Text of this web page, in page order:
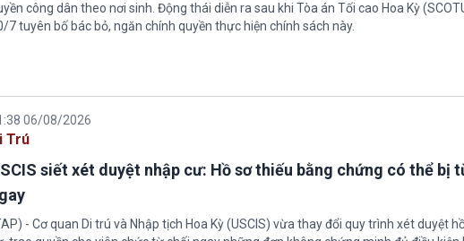
công dân theo nơi sinh. Động thái diễn ra sau khi Tòa án Tối cao Hoa Kỳ
7 tuyên bố bác bỏ, ngăn chính quyền thực hiện chính sách này.
06/08/2026
Trú
siết xét duyệt nhập cư: Hồ sơ thiếu bằng chứng có thể bị
- Cơ quan Di trú và Nhập tịch Hoa Kỳ (USCIS) vừa thay đổi quy trình xét duyệt